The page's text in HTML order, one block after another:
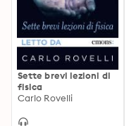
Sette brevi lezioni di
fisica
Carlo Rovelli